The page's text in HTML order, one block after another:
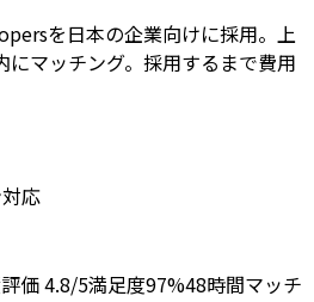
を日本の企業向けに採用。上
マッチング。採用するまで費用
応
評価 4.8/5満足度97%48時間マッチ